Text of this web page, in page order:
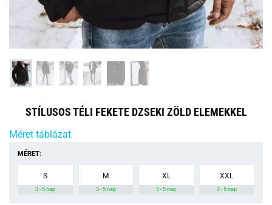
STÍLUSOS TÉLI FEKETE DZSEKI ZÖLD ELEMEKKEL
Méret táblázat
MÉRET:
S
3 - 5 nap
M
3 - 5 nap
XL
3 - 5 nap
XXL
3 - 5 nap